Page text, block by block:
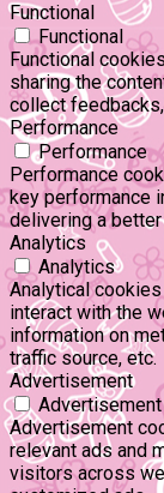
Functional
Functional
Functional
sharing the
collect
Performance
Performance
Performance
key performance
delivering a
Analytics
Analytics
Analytical
interact with the
information on
traffic source, etc.
Advertisement
Advertisement
Advertisement
relevant ads and
visitors across